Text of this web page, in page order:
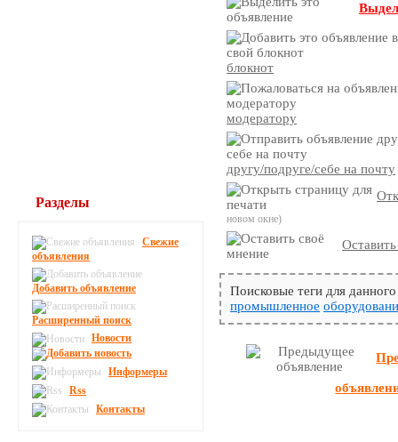
блокнот
модератору
другу/подруге/себе на почту
новом окне)
Поисковые теги для
промышленное
Разделы
Свежие
объявления
Добавить объявление
Расширенный поиск
Новости
Информеры
Rss
Контакты